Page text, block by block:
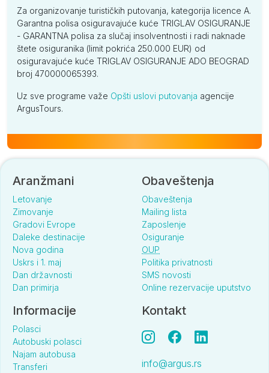
Za organizovanje turističkih putovanja, kategorija licence A.
Garantna polisa osiguravajuće kuće TRIGLAV OSIGURANJE
- GARANTNA polisa za slučaj insolventnosti i radi naknade
štete osiguranika (limit pokrića 250.000 EUR) od
osiguravajuće kuće TRIGLAV OSIGURANJE ADO BEOGRAD
broj 470000065393.
Uz sve programe važe Opšti uslovi putovanja agencije
ArgusTours.
Aranžmani
Letovanje
Zimovanje
Gradovi Evrope
Daleke destinacije
Nova godina
Uskrs i 1. maj
Dan državnosti
Dan primirja
Obaveštenja
Obaveštenja
Mailing lista
Zaposlenje
Osiguranje
OUP
Politika privatnosti
SMS novosti
Online rezervacije uputstvo
Informacije
Polasci
Autobuski polasci
Najam autobusa
Transferi
Kontakt
info@argus.rs